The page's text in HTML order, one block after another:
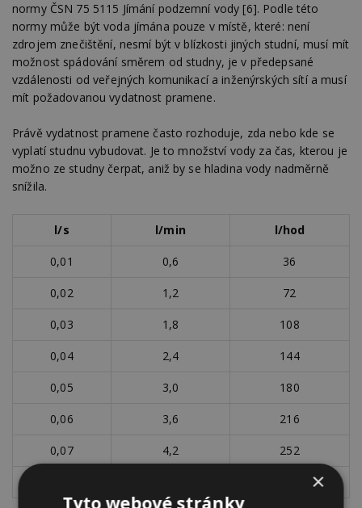
normy ČSN 75 5115 Jímání podzemní vody [6]. Podle této
normy může být voda jímána pouze v místě, které: není
zdrojem znečištění, nesmí být v blízkosti jiných studní, musí mít
možnost spádování směrem od studny, je v předepsané
vzdálenosti od veřejných komunikací a inženýrských sítí a musí
mít požadovanou vydatnost pramene.
Právě vydatnost pramene často rozhoduje, zda nebo kde se
vyplatí studnu vybudovat. Je to množství vody za čas, kterou je
možno ze studny čerpat, aniž by se hladina vody nadměrně
snížila.
l/s l/min l/hod
0,01 0,6 36
0,02 1,2 72
0,03 1,8 108
0,04 2,4 144
0,05 3,0 180
0,06 3,6 216
0,07 4,2 252
×
Tyto webové stránky